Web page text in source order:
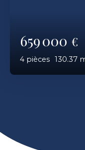
659 000 €
4 pièces 130.37